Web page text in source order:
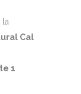
la
Cal
1